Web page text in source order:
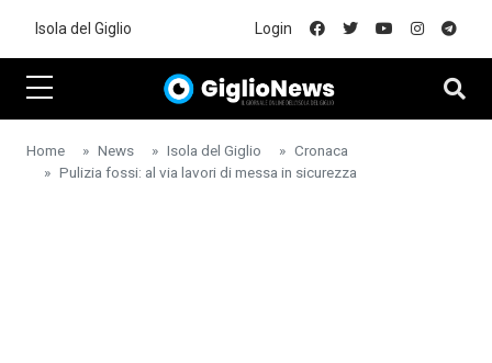
Isola del Giglio Login
Home News Isola del Giglio
Cronaca
Pulizia fossi: al via lavori di messa in sicurezza